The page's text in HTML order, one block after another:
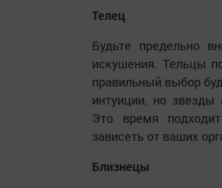
Телец
Будьте предельно
искушения. Тельцы
правильный выбор
интуиции, но звезды
Это время
зависеть от ваших
Близнецы